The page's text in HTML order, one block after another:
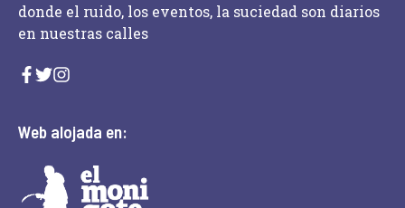
donde el ruido, los eventos, la suciedad son diarios
en nuestras calles
Web alojada en: